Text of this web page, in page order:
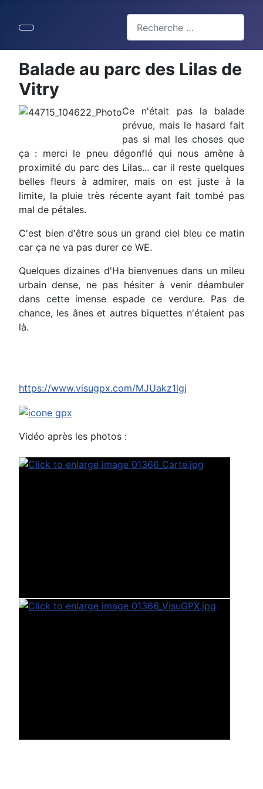
Type 2 or more characters for
Balade au parc des Lilas de
Vitry
Ce n'était pas la balade
prévue, mais le hasard fait
pas si mal les choses que
ça : merci le pneu dégonflé qui nous amène à
proximité du parc des Lilas... car il reste quelques
belles fleurs à admirer, mais on est juste à la
limite, la pluie très récente ayant fait tombé pas
mal de pétales.
C'est bien d'être sous un grand ciel bleu ce matin
car ça ne va pas durer ce WE.
Quelques dizaines d'Ha bienvenues dans un mileu
urbain dense, ne pas hésiter à venir déambuler
dans cette imense espade ce verdure. Pas de
chance, les ânes et autres biquettes n'étaient pas
là.
https://www.visugpx.com/MJUakz1lgj
Vidéo après les photos :